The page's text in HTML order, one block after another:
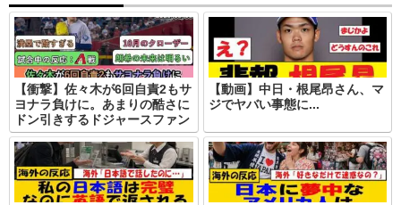
【衝撃】佐々木が6回自責2もサ
ヨナラ負けに。あまりの酷さに
ドン引きするドジャースファン
【動画】中日・根尾昂さん、マ
ジでヤバい事態に...